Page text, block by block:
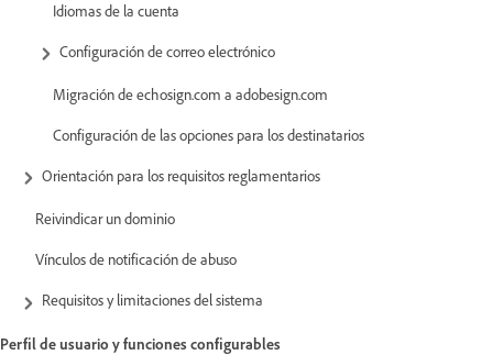
Idiomas de la cuenta
Configuración de correo electrónico
Migración de echosign.com a adobesign.com
Configuración de las opciones para los destinatarios
Orientación para los requisitos reglamentarios
Reivindicar un dominio
Vínculos de notificación de abuso
Requisitos y limitaciones del sistema
Perfil de usuario y funciones configurables